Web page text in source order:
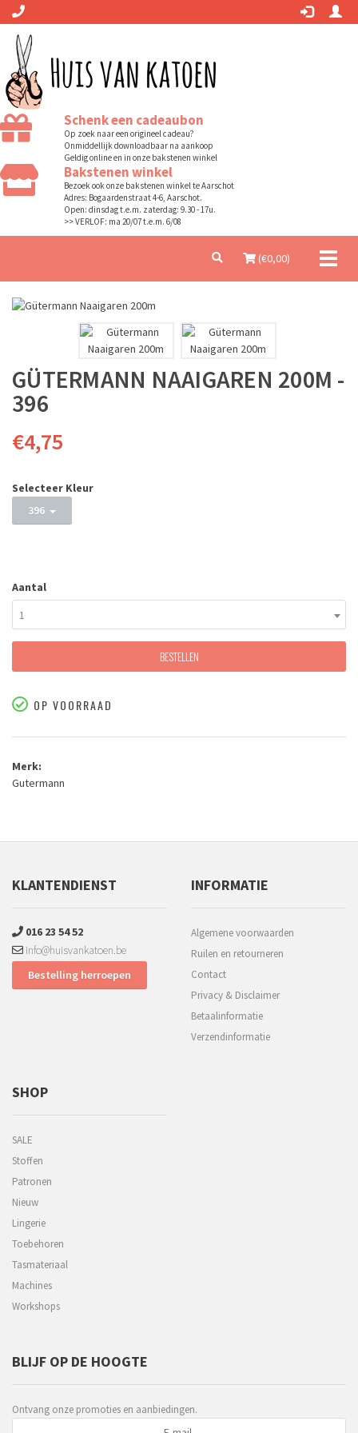
Schenk een cadeaubon
Op zoek naar een origineel cadeau?
Onmiddellijk downloadbaar na aankoop
Geldig online en in onze bakstenen winkel
Bakstenen winkel
Bezoek ook onze bakstenen winkel te Aarschot
Adres: Bogaardenstraat 4-6, Aarschot.
Open: dinsdag t.e.m. zaterdag: 9.30 - 17u.
>> VERLOF: ma 20/07 t.e.m. 6/08
(€0,00)
GÜTERMANN NAAIGAREN 200M -
396
€4,75
Selecteer Kleur
396
Aantal
1
BESTELLEN
OP VOORRAAD
Merk:
Gutermann
KLANTENDIENST
016 23 54 52
info@huisvankatoen.be
Bestelling herroepen
INFORMATIE
Algemene voorwaarden
Ruilen en retourneren
Contact
Privacy & Disclaimer
Betaalinformatie
Verzendinformatie
SHOP
SALE
Stoffen
Patronen
Nieuw
Lingerie
Toebehoren
Tasmateriaal
Machines
Workshops
BLIJF OP DE HOOGTE
Ontvang onze promoties en aanbiedingen.